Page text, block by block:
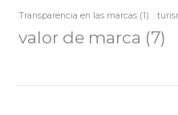
Transparencia en las marcas (1)
valor de marca (7)